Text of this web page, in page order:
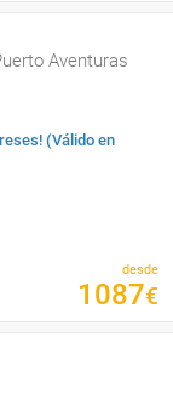
Aventuras
(Válido en
desde
1087€